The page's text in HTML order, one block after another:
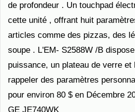
de profondeur . Un touchpad
cette unité , offrant huit
articles comme des pizzas, des
soupe . L'EM- S2588W /B
puissance, un plateau de verre
rappeler des paramètres
pour environ 80 $ en Décembre
GE JE740WK